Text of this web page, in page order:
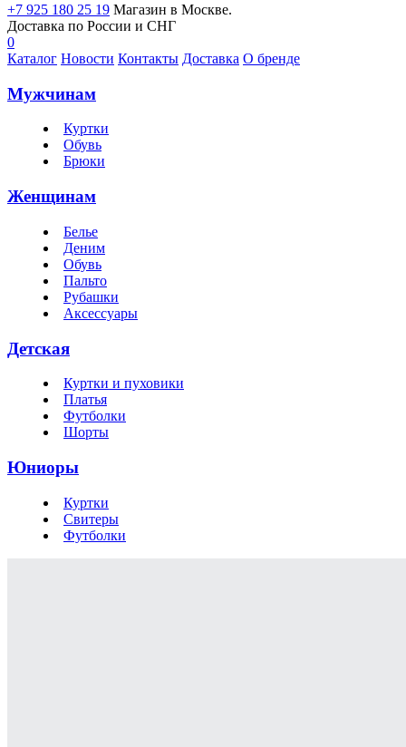
+7 925 180 25 19 Магазин в Москве.
Доставка по России и СНГ
0
Каталог Новости Контакты Доставка О бренде
Мужчинам
Куртки
Обувь
Брюки
Женщинам
Белье
Деним
Обувь
Пальто
Рубашки
Аксессуары
Детская
Куртки и пуховики
Платья
Футболки
Шорты
Юниоры
Куртки
Свитеры
Футболки